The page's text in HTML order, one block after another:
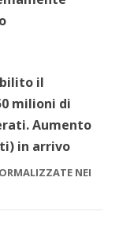
il
milioni di
Aumento
in arrivo
NEI